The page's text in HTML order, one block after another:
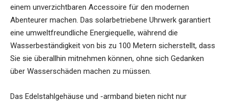
einem unverzichtbaren Accessoire für den modernen
Abenteurer machen. Das solarbetriebene Uhrwerk garantiert
eine umweltfreundliche Energiequelle, während die
Wasserbeständigkeit von bis zu 100 Metern sicherstellt, dass
Sie sie überallhin mitnehmen können, ohne sich Gedanken
über Wasserschäden machen zu müssen.
Das Edelstahlgehäuse und -armband bieten nicht nur